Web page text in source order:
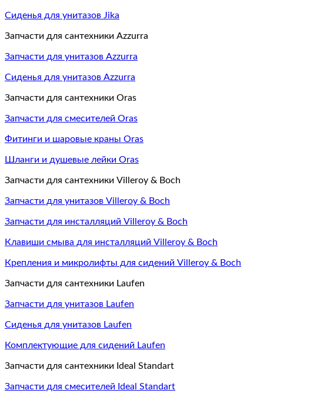
Сиденья для унитазов Jika
Запчасти для сантехники Azzurra
Запчасти для унитазов Azzurra
Сиденья для унитазов Azzurra
Запчасти для сантехники Oras
Запчасти для смесителей Oras
Фитинги и шаровые краны Oras
Шланги и душевые лейки Oras
Запчасти для сантехники Villeroy & Boch
Запчасти для унитазов Villeroy & Boch
Запчасти для инсталляций Villeroy & Boch
Клавиши смыва для инсталляций Villeroy & Boch
Крепления и микролифты для сидений Villeroy & Boch
Запчасти для сантехники Laufen
Запчасти для унитазов Laufen
Сиденья для унитазов Laufen
Комплектующие для сидений Laufen
Запчасти для сантехники Ideal Standart
Запчасти для смесителей Ideal Standart